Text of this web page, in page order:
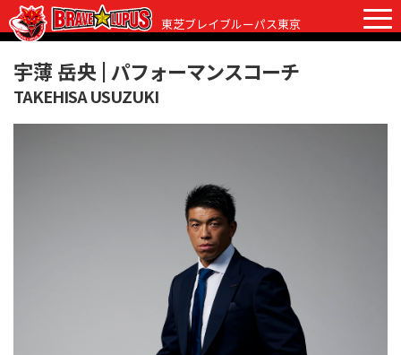
東芝ブレイブルーパス東京
チケット グッズ
株式会社 ブレイブルーパス東京概要
宇薄 岳央 | パフォーマンスコーチ
TAKEHISA USUZUKI